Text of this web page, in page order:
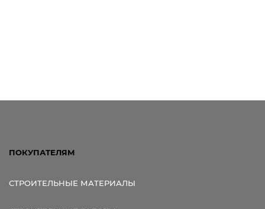
ПОКУПАТЕЛЯМ
СТРОИТЕЛЬНЫЕ МАТЕРИАЛЫ